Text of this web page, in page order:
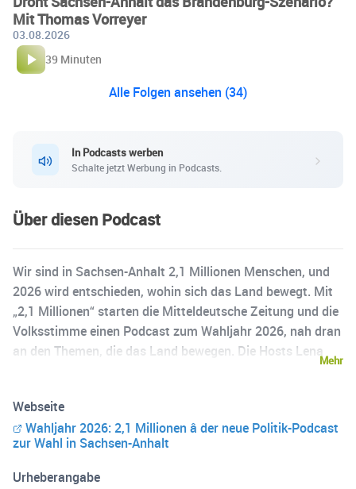
Mit Thomas Vorreyer
03.08.2026
39 Minuten
Alle Folgen ansehen (34)
In Podcasts werben
Schalte jetzt Werbung in Podcasts.
Über diesen Podcast
Wir sind in Sachsen-Anhalt 2,1 Millionen Menschen, und
2026 wird entschieden, wohin sich das Land bewegt. Mit
„2,1 Millionen“ starten die Mitteldeutsche Zeitung und die
Volksstimme einen Podcast zum Wahljahr 2026, nah dran
an den Themen, die das Land bewegen. Die Hosts Lena
mit Gästen aus Politik, Wissenschaft und Gesellschaft
und ordnen ein, was hinter den Schlagzeilen steckt und
was das für Sachsen-Anhalt bedeutet. Jetzt abonnieren
und keine Folge verpassen.
Mehr
Webseite
Wahljahr 2026: 2,1 Millionen â der neue Politik-Podcast
zur Wahl in Sachsen-Anhalt
Urheberangabe